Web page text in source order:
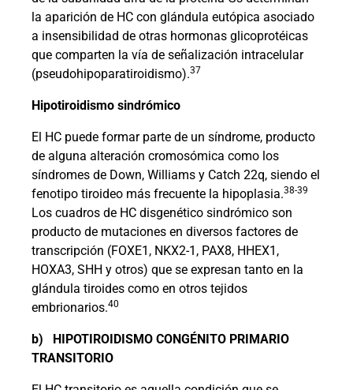
la aparición de HC con glándula eutópica asociado
a insensibilidad de otras hormonas glicoprotéicas
que comparten la vía de señalización intracelular
(pseudohipoparatiroidismo).37
Hipotiroidismo sindrómico
El HC puede formar parte de un síndrome, producto
de alguna alteración cromosómica como los
síndromes de Down, Williams y Catch 22q, siendo el
fenotipo tiroideo más frecuente la hipoplasia.38-39
Los cuadros de HC disgenético sindrómico son
producto de mutaciones en diversos factores de
transcripción (FOXE1, NKX2-1, PAX8, HHEX1,
HOXA3, SHH y otros) que se expresan tanto en la
glándula tiroides como en otros tejidos
embrionarios.40
b)
HIPOTIROIDISMO CONGÉNITO PRIMARIO
TRANSITORIO